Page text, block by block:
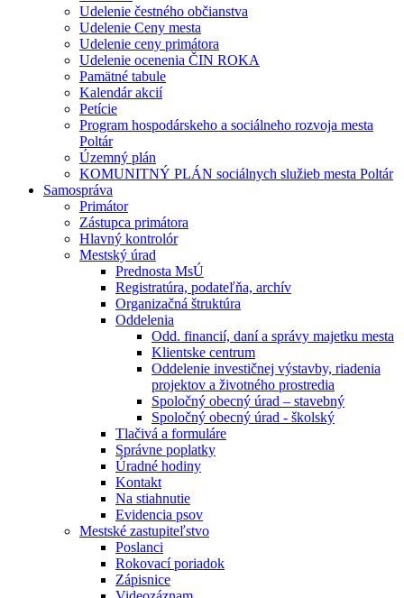
Udelenie čestného občianstva
Udelenie Ceny mesta
Udelenie ceny primátora
Udelenie ocenenia ČIN ROKA
Pamätné tabule
Kalendár akcií
Petície
Program hospodárskeho a sociálneho rozvoja mesta
Poltár
Územný plán
KOMUNITNÝ PLÁN sociálnych služieb mesta Poltár
Samospráva
Primátor
Zástupca primátora
Hlavný kontrolór
Mestský úrad
Prednosta MsÚ
Registratúra, podateľňa, archív
Organizačná štruktúra
Oddelenia
Odd. financií, daní a správy majetku mesta
Klientske centrum
Oddelenie investičnej výstavby, riadenia
projektov a životného prostredia
Spoločný obecný úrad – stavebný
Spoločný obecný úrad - školský
Tlačivá a formuláre
Správne poplatky
Úradné hodiny
Kontakt
Na stiahnutie
Evidencia psov
Mestské zastupiteľstvo
Poslanci
Rokovací poriadok
Zápisnice